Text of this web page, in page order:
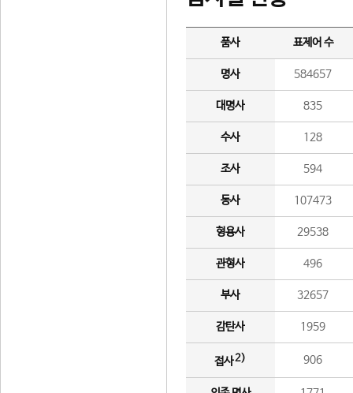
품사 표제어 수
명사 584657
대명사 835
수사 128
조사 594
동사 107473
형용사 29538
관형사 496
부사 32657
감탄사 1959
접사2) 906